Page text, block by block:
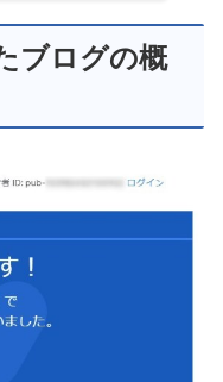
ブログの概